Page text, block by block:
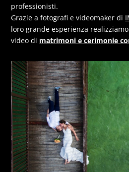
professionisti.
Grazie a fotografi e videomaker di
loro grande esperienza
video di matrimoni e cerimonie